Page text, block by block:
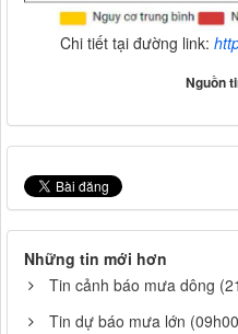
Chi tiết tại đường link:
Nguồn
Những tin mới hơn
Tin cảnh báo mưa dông
Tin dự báo mưa lớn